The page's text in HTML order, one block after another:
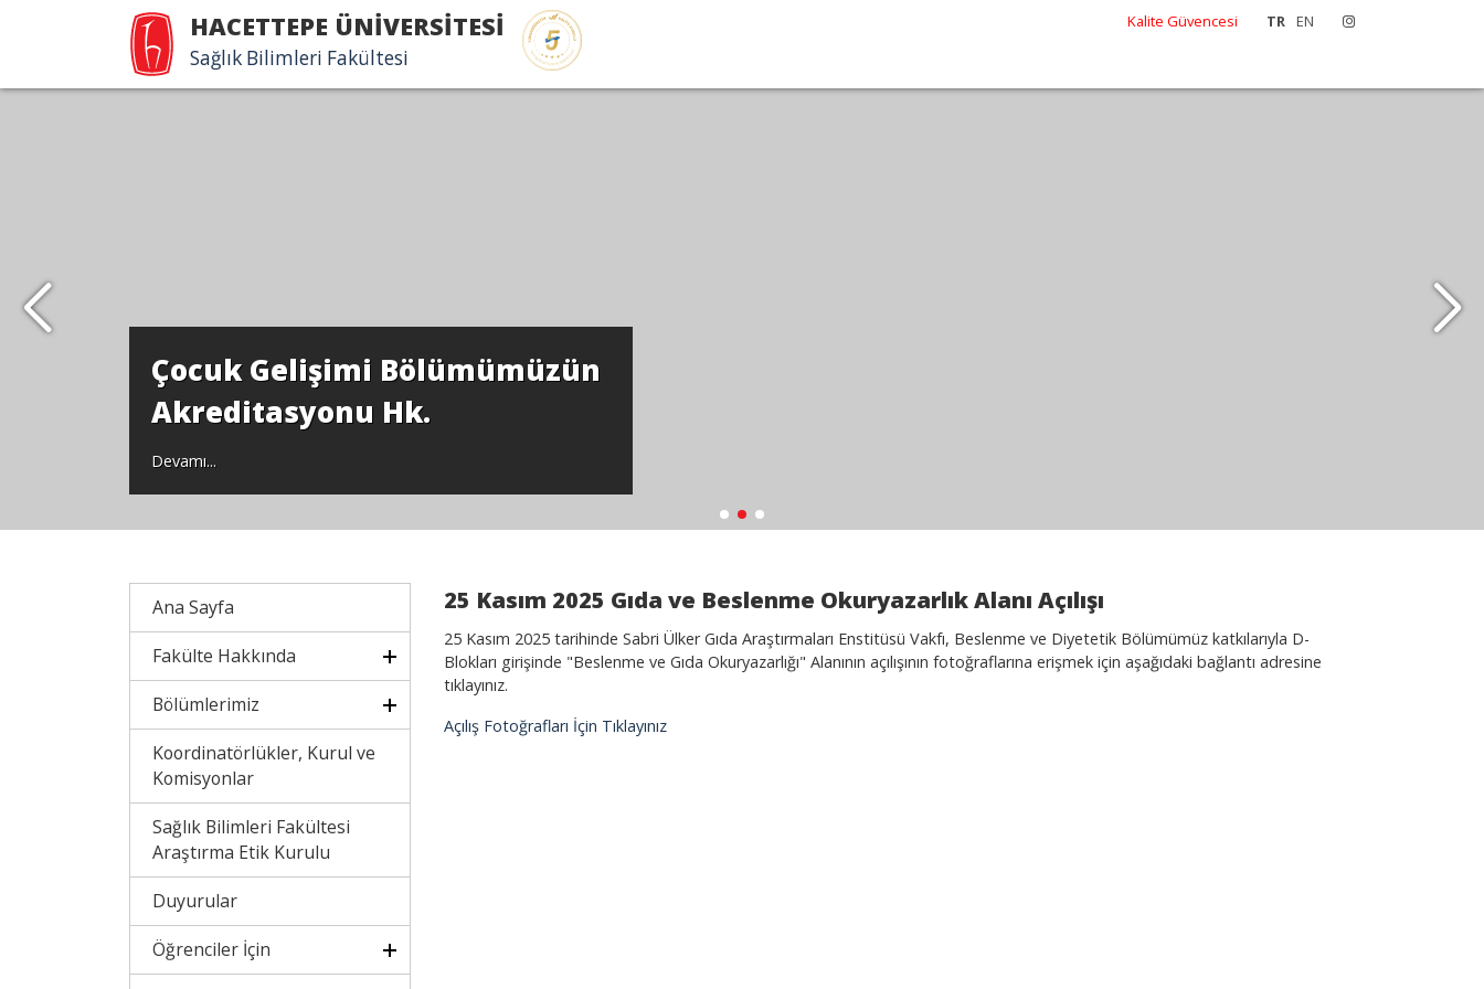
HACETTEPE ÜNİVERSİTESİ
Sağlık Bilimleri Fakültesi
TR EN
Kalite Güvencesi
Çocuk Gelişimi Bölümümüzün
Akreditasyonu Hk.
Devamı...
Ana Sayfa
Fakülte Hakkında
Bölümlerimiz
Koordinatörlükler, Kurul ve
Komisyonlar
Sağlık Bilimleri Fakültesi
Araştırma Etik Kurulu
Duyurular
Öğrenciler İçin
25 Kasım 2025 Gıda ve Beslenme Okuryazarlık Alanı Açılışı
25 Kasım 2025 tarihinde Sabri Ülker Gıda Araştırmaları Enstitüsü Vakfı, Beslenme ve Diyetetik Bölümümüz katkılarıyla D-
Blokları girişinde "Beslenme ve Gıda Okuryazarlığı" Alanının açılışının fotoğraflarına erişmek için aşağıdaki bağlantı adresine
tıklayınız.
Açılış Fotoğrafları İçin Tıklayınız